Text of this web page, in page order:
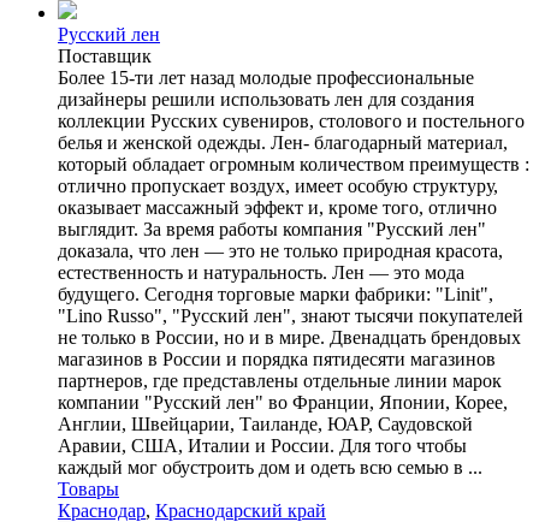
Русский лен
Поставщик
Более 15-ти лет назад молодые профессиональные
дизайнеры решили использовать лен для создания
коллекции Русских сувениров, столового и постельного
белья и женской одежды. Лен- благодарный материал,
который обладает огромным количеством преимуществ :
отлично пропускает воздух, имеет особую структуру,
оказывает массажный эффект и, кроме того, отлично
выглядит. За время работы компания "Русский лен"
доказала, что лен — это не только природная красота,
естественность и натуральность. Лен — это мода
будущего. Сегодня торговые марки фабрики: "Linit",
"Lino Russo", "Русский лен", знают тысячи покупателей
не только в России, но и в мире. Двенадцать брендовых
магазинов в России и порядка пятидесяти магазинов
партнеров, где представлены отдельные линии марок
компании "Русский лен" во Франции, Японии, Корее,
Англии, Швейцарии, Таиланде, ЮАР, Саудовской
Аравии, США, Италии и России. Для того чтобы
каждый мог обустроить дом и одеть всю семью в ...
Товары
Краснодар, Краснодарский край